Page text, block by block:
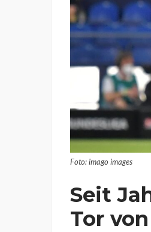
Foto: imago images
Seit
Tor